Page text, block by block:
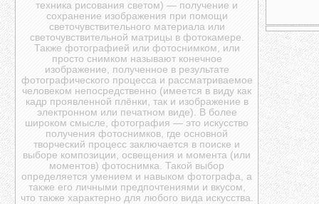
техника рисования светом) — получение и
сохранение изображения при помощи
светочувствительного материала или
светочувствительной матрицы в фотокамере.
Также фотографией или фотоснимком, или
просто снимком называют конечное
изображение, полученное в результате
фотографического процесса и рассматриваемое
человеком непосредственно (имеется в виду как
кадр проявленной плёнки, так и изображение в
электронном или печатном виде). В более
широком смысле, фотография — это искусство
получения фотоснимков, где основной
творческий процесс заключается в поиске и
выборе композиции, освещения и момента (или
моментов) фотоснимка. Такой выбор
определяется умением и навыком фотографа, а
также его личными предпочтениями и вкусом,
что также характерно для любого вида искусства.